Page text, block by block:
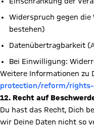
Widerspruch gegen die
bestehen)
Datenübertragbarkeit
Bei Einwilligung:
Weitere Informationen zu
protection/reform/rights-
12. Recht auf
Du hast das Recht, Dich
wir Deine Daten nicht so